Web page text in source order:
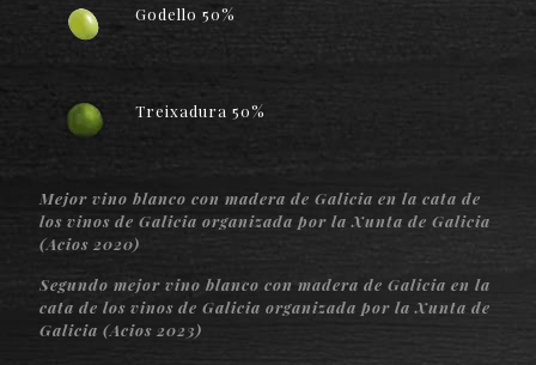
Godello 50%
Treixadura 50%
Mejor vino blanco con madera de Galicia en la cata de
los vinos de Galicia organizada por la Xunta de Galicia
(Acios 2020)
Segundo mejor vino blanco con madera de Galicia en la
cata de los vinos de Galicia organizada por la Xunta de
Galicia (Acios 2023)